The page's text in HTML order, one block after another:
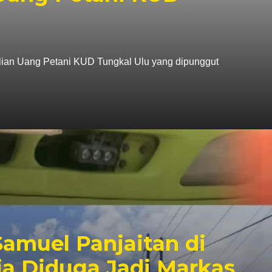
Uang Petani KUD Tungkal Ulu yang dipunggut
Panjaitan di